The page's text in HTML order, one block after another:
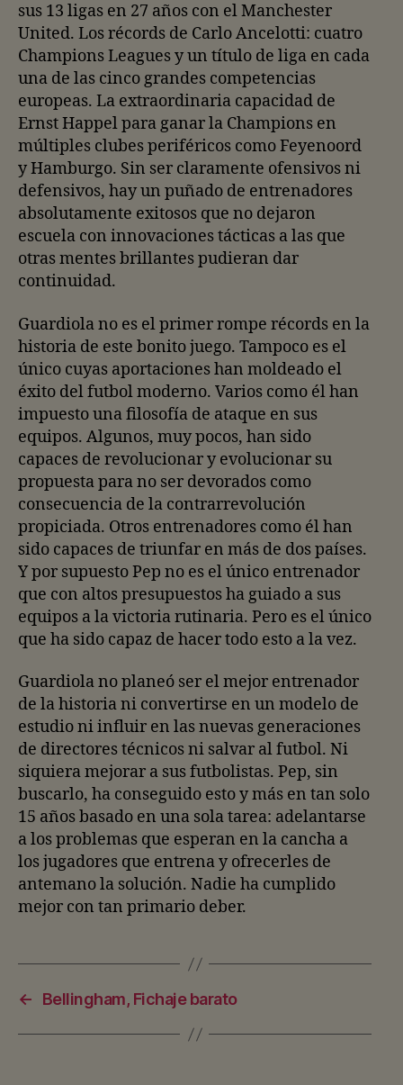
sus 13 ligas en 27 años con el Manchester
United. Los récords de Carlo Ancelotti: cuatro
Champions Leagues y un título de liga en cada
una de las cinco grandes competencias
europeas. La extraordinaria capacidad de
Ernst Happel para ganar la Champions en
múltiples clubes periféricos como Feyenoord
y Hamburgo. Sin ser claramente ofensivos ni
defensivos, hay un puñado de entrenadores
absolutamente exitosos que no dejaron
escuela con innovaciones tácticas a las que
otras mentes brillantes pudieran dar
continuidad.
Guardiola no es el primer rompe récords en la
historia de este bonito juego. Tampoco es el
único cuyas aportaciones han moldeado el
éxito del futbol moderno. Varios como él han
impuesto una filosofía de ataque en sus
equipos. Algunos, muy pocos, han sido
capaces de revolucionar y evolucionar su
propuesta para no ser devorados como
consecuencia de la contrarrevolución
propiciada. Otros entrenadores como él han
sido capaces de triunfar en más de dos países.
Y por supuesto Pep no es el único entrenador
que con altos presupuestos ha guiado a sus
equipos a la victoria rutinaria. Pero es el único
que ha sido capaz de hacer todo esto a la vez.
Guardiola no planeó ser el mejor entrenador
de la historia ni convertirse en un modelo de
estudio ni influir en las nuevas generaciones
de directores técnicos ni salvar al futbol. Ni
siquiera mejorar a sus futbolistas. Pep, sin
buscarlo, ha conseguido esto y más en tan solo
15 años basado en una sola tarea: adelantarse
a los problemas que esperan en la cancha a
los jugadores que entrena y ofrecerles de
antemano la solución. Nadie ha cumplido
mejor con tan primario deber.
← Bellingham, Fichaje barato